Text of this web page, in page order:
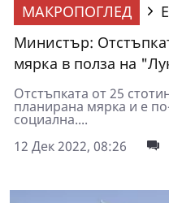
МАКРОПОГЛЕД
Министър:
мярка в полза на
Отстъпката от 25
планирана мярка и е
социална....
12 Дек 2022, 08:26